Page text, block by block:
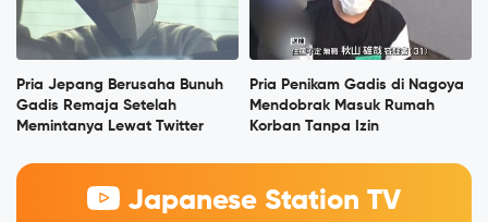
Pria Jepang Berusaha Bunuh
Gadis Remaja Setelah
Memintanya Lewat Twitter
Pria Penikam Gadis di Nagoya
Mendobrak Masuk Rumah
Korban Tanpa Izin
Japanese Station TV